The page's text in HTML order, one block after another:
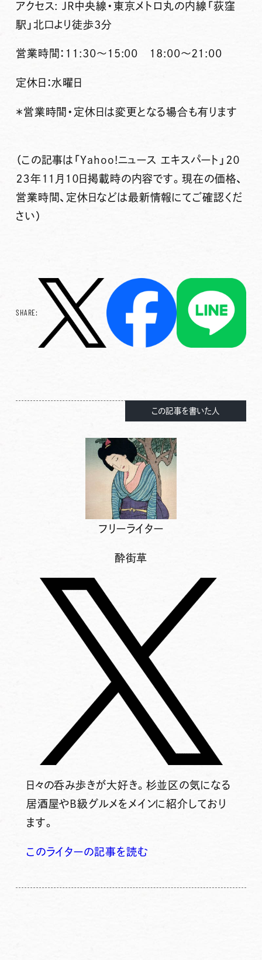
アクセス : JR中央線・東京メトロ丸の内線「荻窪
駅」北口より徒歩3分
営業時間： 11:30～ 15:00 18:00～21:00
定休日：水曜日
＊営業時間・定休日は変更となる場合も有ります
（この記事は「Yahoo!ニュース エキスパート」２０
２３年１１月１０日掲載時の内容です。現在の価格、
営業時間、定休日などは最新情報にてご確認くだ
さい）
SHARE:
この記事を書いた人
フリーライター
酔街草
日々の呑み歩きが大好き。杉並区の気になる
居酒屋やB級グルメをメインに紹介しており
ます。
このライターの記事を読む